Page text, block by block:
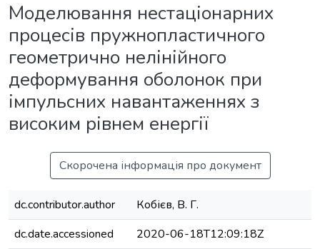
Моделювання нестаціонарних
процесів пружнопластичного
геометрично нелінійного
деформування оболонок при
імпульсних навантаженнях з
високим рівнем енергії
Скорочена інформація про документ
dc.contributor.author
Кобієв, В. Г.
dc.date.accessioned
2020-06-18T12:09:18Z